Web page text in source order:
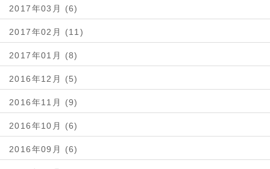
2017年03月 (6)
2017年02月 (11)
2017年01月 (8)
2016年12月 (5)
2016年11月 (9)
2016年10月 (6)
2016年09月 (6)